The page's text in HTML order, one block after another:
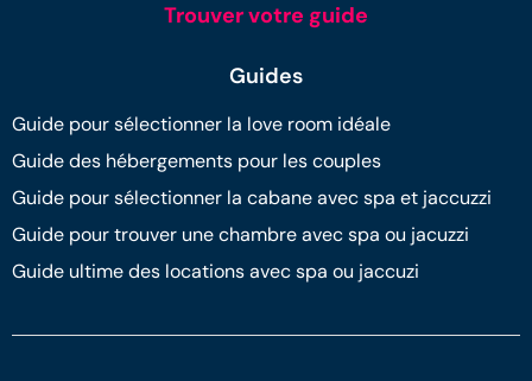
Trouver votre guide
Guides
Guide pour sélectionner la love room idéale
Guide des hébergements pour les couples
Guide pour sélectionner la cabane avec spa et jaccuzzi
Guide pour trouver une chambre avec spa ou jacuzzi
Guide ultime des locations avec spa ou jaccuzi